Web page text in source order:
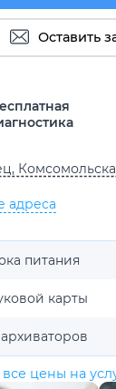
Оставить
адреса
питания
карты
цены на